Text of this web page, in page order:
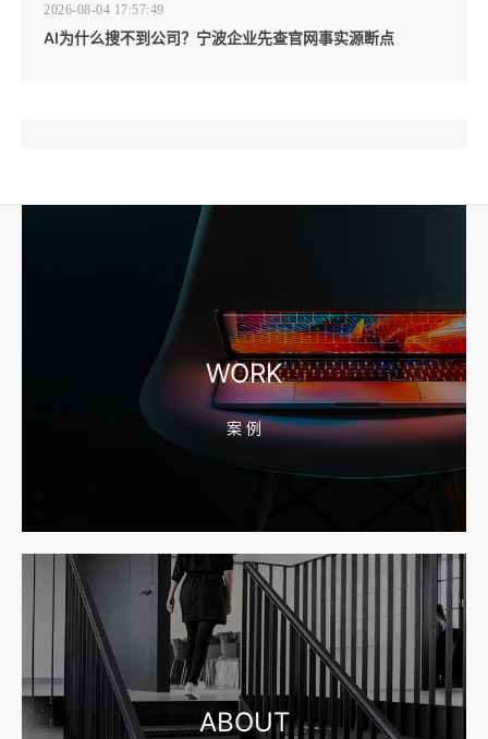
2026-08-04 17:57:49
AI为什么搜不到公司？宁波企业先查官网事实源断点
宁波高端网站建设公司推荐，移动端验收别放到最后
宁波网站建设报价怎么看？合同、源码和后台要先写清
2026-08-04 17:55:09
宁波制造业网站建设公司怎么选？先看产品询盘字段
WORK
案 例
ABOUT